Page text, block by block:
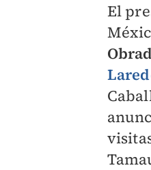
El